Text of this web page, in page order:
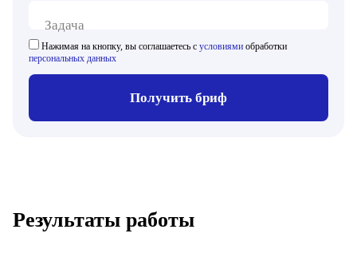
Задача
Нажимая на кнопку, вы соглашаетесь с условиями обработки
персональных данных
Получить бриф
Результаты работы